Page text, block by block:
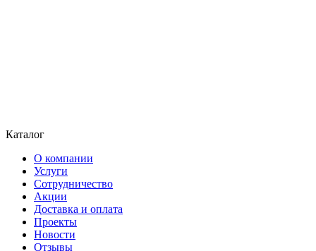
Каталог
О компании
Услуги
Сотрудничество
Акции
Доставка и оплата
Проекты
Новости
Отзывы